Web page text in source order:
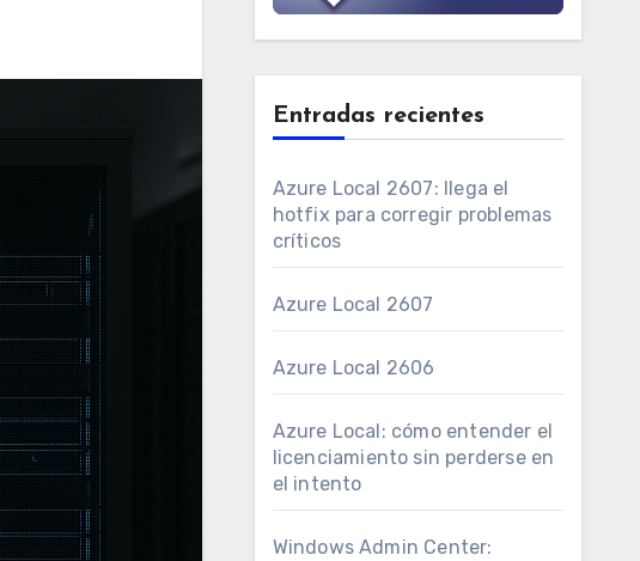
Entradas recientes
Azure Local 2607: llega el
hotfix para corregir problemas
críticos
Azure Local 2607
Azure Local 2606
Azure Local: cómo entender el
licenciamiento sin perderse en
el intento
Windows Admin Center: